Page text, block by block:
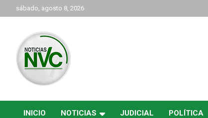
al
sábado, agosto 8, 2026
NVC Noticias
INICIO NOTICIAS JUDICIAL POLÍTICA